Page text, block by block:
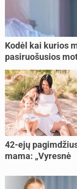
Kodėl kai kurios
pasiruošusios
42-ejų
mama: „Vyresnė
lengviau“